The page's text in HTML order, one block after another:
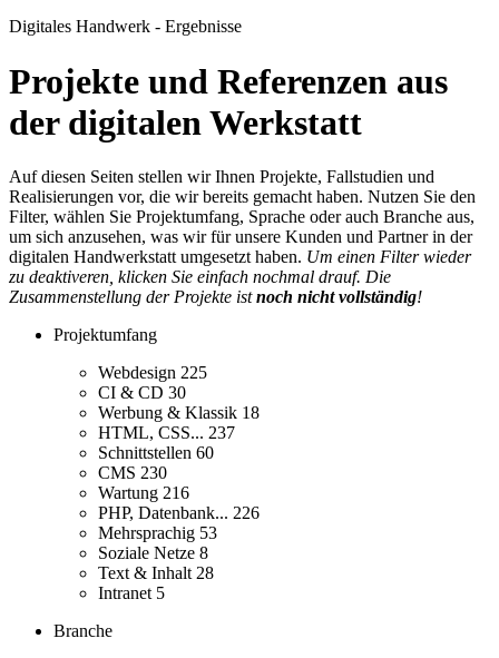
Digitales Handwerk - Ergebnisse
Projekte und Referenzen aus
der digitalen Werkstatt
Auf diesen Seiten stellen wir Ihnen Projekte, Fallstudien und
Realisierungen vor, die wir bereits gemacht haben. Nutzen Sie den
Filter, wählen Sie Projektumfang, Sprache oder auch Branche aus,
um sich anzusehen, was wir für unsere Kunden und Partner in der
digitalen Handwerkstatt umgesetzt haben. Um einen Filter wieder
zu deaktiveren, klicken Sie einfach nochmal drauf. Die
Zusammenstellung der Projekte istnoch nicht vollständig!
Projektumfang
Webdesign 225
CI & CD 30
Werbung & Klassik 18
HTML, CSS... 237
Schnittstellen 60
CMS 230
Wartung 216
PHP, Datenbank... 226
Mehrsprachig 53
Soziale Netze 8
Text & Inhalt 28
Intranet 5
Branche